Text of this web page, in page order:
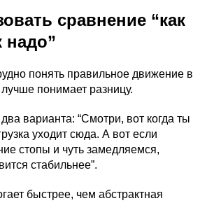
сравнение “как
надо”
понять правильное движение в
понимает разницу.
варианта: “Смотри, вот когда ты
уходит сюда. А вот если
стопы и чуть замедляемся,
стабильнее”.
быстрее, чем абстрактная